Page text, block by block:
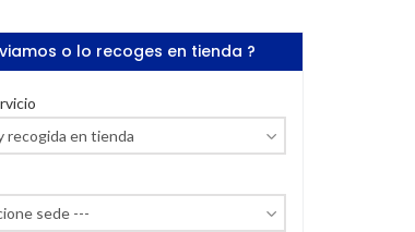
o lo recoges en tienda ?